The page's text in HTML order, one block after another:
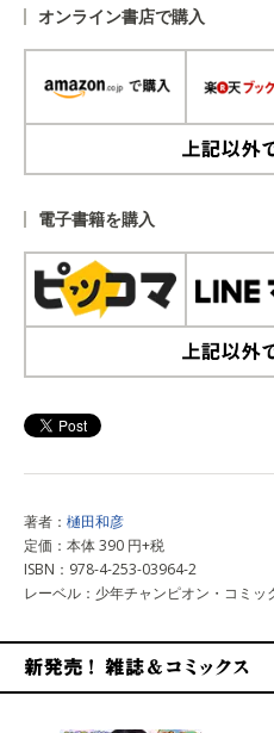
オンライン書店で購入
電子書籍を購入
著者： 樋田和彦
定価：本体 390 円+税
ISBN：978-4-253-03964-2
レーベル：少年チャンピオン・コミッ